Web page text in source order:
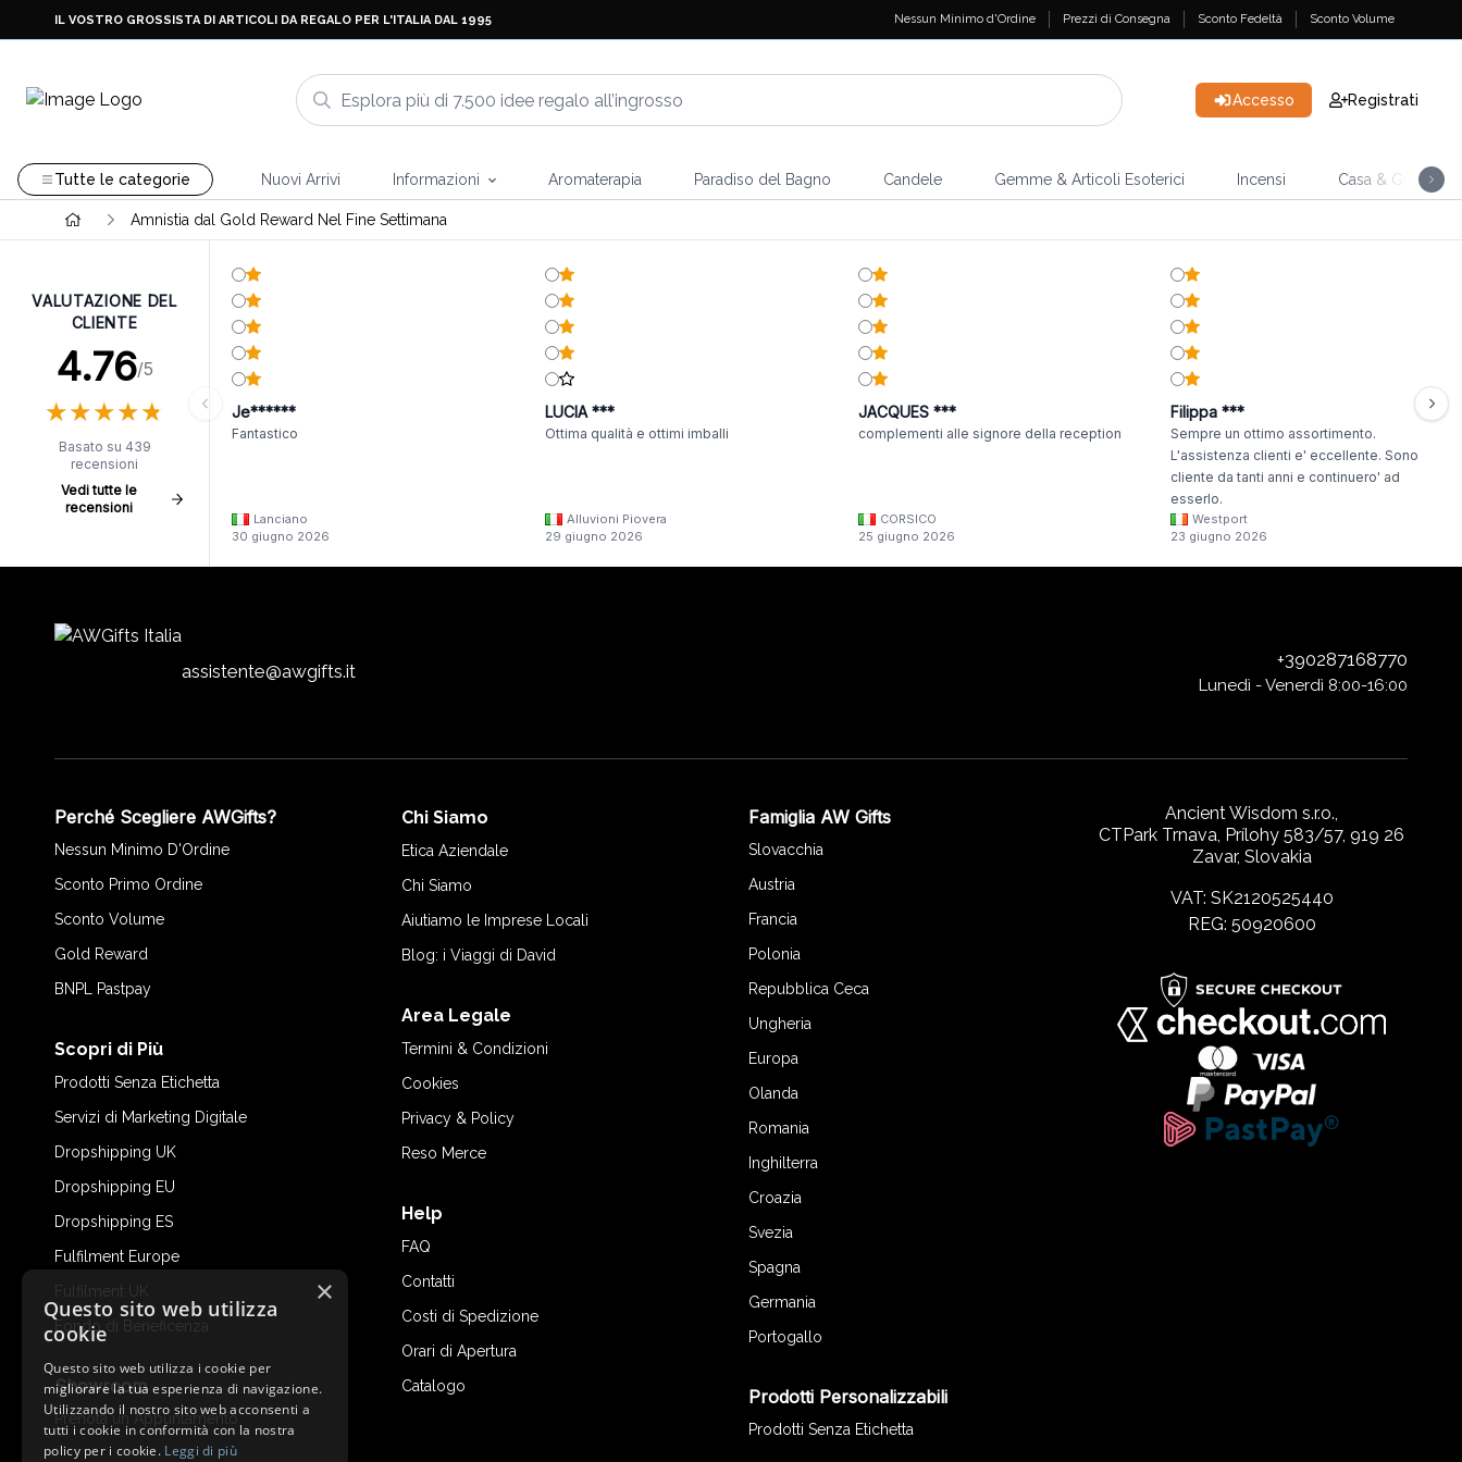
IL VOSTRO GROSSISTA DI ARTICOLI DA REGALO PER L'ITALIA DAL 1995 Nessun Minimo d'Ordine Prezzi di Consegna Sconto Fedeltà Sconto Volume
Accesso Registrati
Tutte le categorie Nuovi Arrivi Informazioni Aromaterapia Paradiso del Bagno Candele Gemme & Articoli Esoterici Incensi Casa & Giardino
Amnistia dal Gold Reward Nel Fine Settimana
VALUTAZIONE DEL
CLIENTE
4.76/5
★★★★★
★★★★★
Basato su 439
recensioni
Vedi tutte le
recensioni
Je******
Fantastico
Lanciano
30 giugno 2026
LUCIA ***
Ottima qualità e ottimi imballi
Alluvioni Piovera
29 giugno 2026
JACQUES ***
complementi alle signore della reception
CORSICO
25 giugno 2026
Filippa ***
Sempre un ottimo assortimento.
L'assistenza clienti e' eccellente. Sono
cliente da tanti anni e continuero' ad
esserlo.
Westport
23 giugno 2026
assistente@awgifts.it
+390287168770
Lunedì - Venerdì 8:00-16:00
Perché Scegliere AWGifts?
Nessun Minimo D'Ordine
Sconto Primo Ordine
Sconto Volume
Gold Reward
BNPL Pastpay
Scopri di Più
Prodotti Senza Etichetta
Servizi di Marketing Digitale
Dropshipping UK
Dropshipping EU
Dropshipping ES
Fulfilment Europe
Fulfilment UK
Fondo di Beneficenza
Showroom
Prenota un Appuntamento
Chi Siamo
Etica Aziendale
Chi Siamo
Aiutiamo le Imprese Locali
Blog: i Viaggi di David
Area Legale
Termini & Condizioni
Cookies
Privacy & Policy
Reso Merce
Help
FAQ
Contatti
Costi di Spedizione
Orari di Apertura
Catalogo
Famiglia AW Gifts
Slovacchia
Austria
Francia
Polonia
Repubblica Ceca
Ungheria
Europa
Olanda
Romania
Inghilterra
Croazia
Svezia
Spagna
Germania
Portogallo
Prodotti Personalizzabili
Prodotti Senza Etichetta
Ancient Wisdom s.r.o.,
CTPark Trnava, Prílohy 583/57, 919 26
Zavar, Slovakia
VAT: SK2120525440
REG: 50920600
×
Questo sito web utilizza
cookie
Questo sito web utilizza i cookie per
migliorare la tua esperienza di navigazione.
Utilizzando il nostro sito web acconsenti a
tutti i cookie in conformità con la nostra
policy per i cookie. Leggi di più